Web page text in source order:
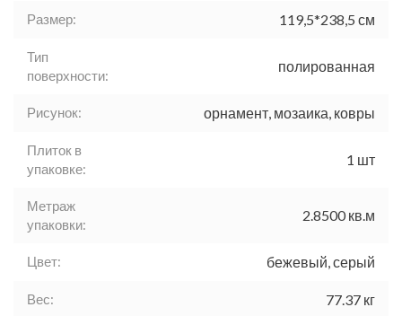
Размер: 119,5*238,5 см
Тип
поверхности:
полированная
Рисунок: орнамент, мозаика, ковры
Плиток в
упаковке:
1 шт
Метраж
упаковки:
2.8500 кв.м
Цвет: бежевый, серый
Вес: 77.37 кг